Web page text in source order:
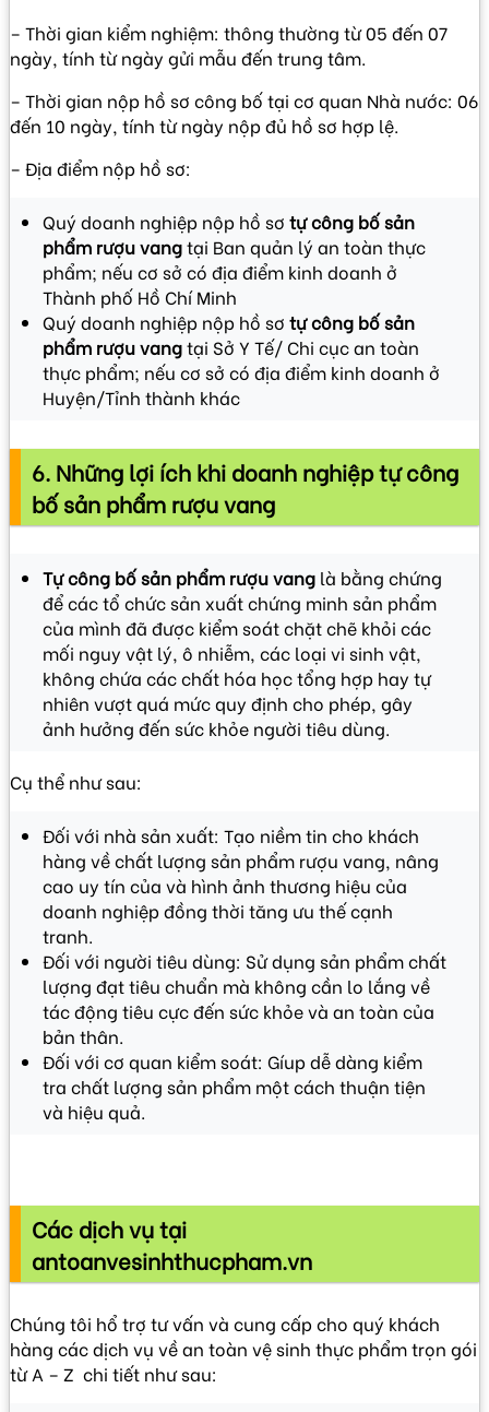
– Thời gian kiểm nghiệm: thông thường từ 05 đến 07
ngày, tính từ ngày gửi mẫu đến trung tâm.
– Thời gian nộp hồ sơ công bố tại cơ quan Nhà nước: 06
đến 10 ngày, tính từ ngày nộp đủ hồ sơ hợp lệ.
– Địa điểm nộp hồ sơ:
Quý doanh nghiệp nộp hồ sơ tự công bố sản
phẩm rượu vangtại Ban quản lý an toàn thực
phẩm; nếu cơ sở có địa điểm kinh doanh ở
Thành phố Hồ Chí Minh
Quý doanh nghiệp nộp hồ sơ tự công bố sản
phẩm rượu vangtại Sở Y Tế/ Chi cục an toàn
thực phẩm; nếu cơ sở có địa điểm kinh doanh ở
Huyện/Tỉnh thành khác
6. Những lợi ích khi doanh nghiệp tự công
bố sản phẩm rượu vang
Tự công bố sản phẩm rượu vang là bằng chứng
để các tổ chức sản xuất chứng minh sản phẩm
của mình đã được kiểm soát chặt chẽ khỏi các
mối nguy vật lý, ô nhiễm, các loại vi sinh vật,
không chứa các chất hóa học tổng hợp hay tự
nhiên vượt quá mức quy định cho phép, gây
ảnh hưởng đến sức khỏe người tiêu dùng.
Cụ thể như sau:
Đối với nhà sản xuất: Tạo niềm tin cho khách
hàng về chất lượng sản phẩm rượu vang, nâng
cao uy tín của và hình ảnh thương hiệu của
doanh nghiệp đồng thời tăng ưu thế cạnh
tranh.
Đối với người tiêu dùng: Sử dụng sản phẩm chất
lượng đạt tiêu chuẩn mà không cần lo lắng về
tác động tiêu cực đến sức khỏe và an toàn của
bản thân.
Đối với cơ quan kiểm soát: Gíup dễ dàng kiểm
tra chất lượng sản phẩm một cách thuận tiện
và hiệu quả.
Các dịch vụ tại
antoanvesinhthucpham.vn
Chúng tôi hổ trợ tư vấn và cung cấp cho quý khách
hàng các dịch vụ về an toàn vệ sinh thực phẩm trọn gói
từ A – Z chi tiết như sau: